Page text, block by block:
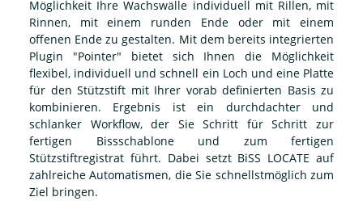
Möglichkeit Ihre Wachswälle individuell mit Rillen, mit
Rinnen, mit einem runden Ende oder mit einem
offenen Ende zu gestalten. Mit dem bereits integrierten
Plugin "Pointer" bietet sich Ihnen die Möglichkeit
flexibel, individuell und schnell ein Loch und eine Platte
für den Stützstift mit Ihrer vorab definierten Basis zu
kombinieren. Ergebnis ist ein durchdachter und
schlanker Workflow, der Sie Schritt für Schritt zur
fertigen Bissschablone und zum fertigen
Stützstiftregistrat führt. Dabei setzt BiSS LOCATE auf
zahlreiche Automatismen, die Sie schnellstmöglich zum
Ziel bringen.